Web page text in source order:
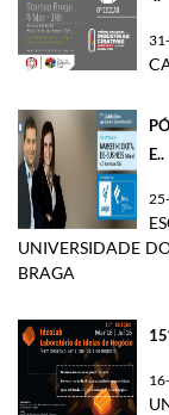
E..
UNIVERSIDADE
BRAGA